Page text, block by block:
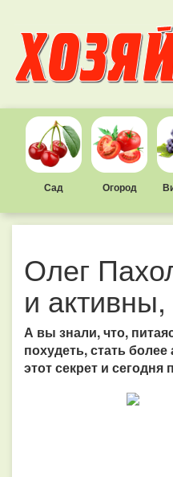
Сад Огород
Олег
и
А вы знали, что,
похудеть, стать
этот секрет и